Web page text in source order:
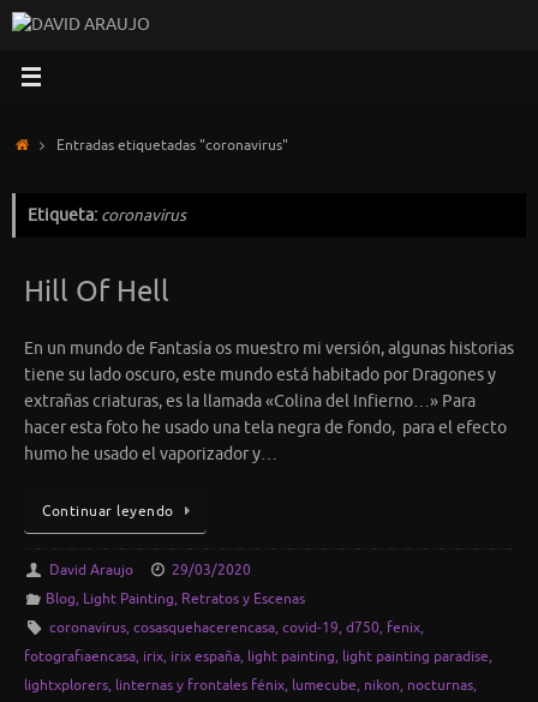
Saltar
contenido
InicioEntradas etiquetadas "coronavirus"
Etiqueta: coronavirus
Hill Of Hell
En un mundo de Fantasía os muestro mi versión, algunas historias
tiene su lado oscuro, este mundo está habitado por Dragones y
extrañas criaturas, es la llamada «Colina del Infierno…» Para
hacer esta foto he usado una tela negra de fondo, para el efecto
humo he usado el vaporizador y…
Continuar leyendo
David Araujo
29/03/2020
Blog, Light Painting, Retratos y Escenas
coronavirus, cosasquehacerencasa, covid-19, d750, fenix,
fotografiaencasa, irix, irix españa, light painting, light painting paradise,
lightxplorers, linternas y frontales fénix, lumecube, nikon, nocturnas,